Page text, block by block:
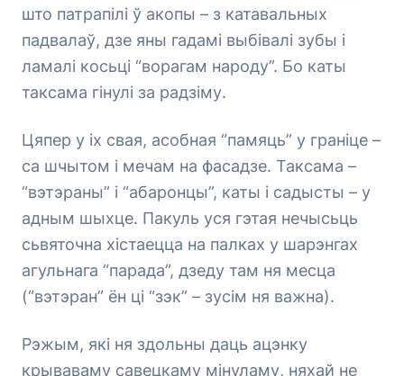
што патрапілі ў акопы – з катавальных
падвалаў, дзе яны гадамі выбівалі зубы і
ламалі косьці “ворагам народу”. Бо каты
таксама гінулі за радзіму.
Цяпер у іх свая, асобная “памяць” у граніце –
са шчытом і мечам на фасадзе. Таксама –
“вэтэраны” і “абаронцы”, каты і садысты – у
адным шыхце. Пакуль уся гэтая нечысьць
сьвяточна хістаецца на палках у шарэнгах
агульнага “парада”, дзеду там ня месца
(“вэтэран” ён ці “зэк” – зусім ня важна).
Рэжым, які ня здольны даць ацэнку
крываваму савецкаму мінуламу, няхай не